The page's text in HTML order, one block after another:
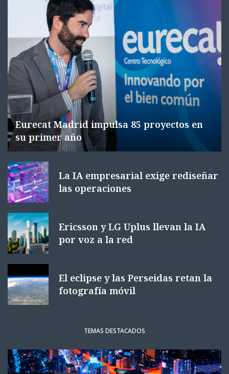
Eurecat Madrid impulsa 85 proyectos en
su primer año
La IA empresarial exige rediseñar
las operaciones
Ericsson y LG Uplus llevan la IA
por voz a la red
El eclipse y las Perseidas retan la
fotografía móvil
TEMAS DESTACADOS